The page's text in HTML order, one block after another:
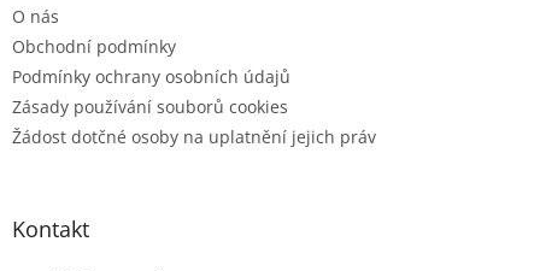
O nás
Obchodní podmínky
Podmínky ochrany osobních údajů
Zásady používání souborů cookies
Žádost dotčné osoby na uplatnění jejich práv
Kontakt